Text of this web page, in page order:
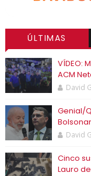
ÚLTIMAS
VÍDEO:
ACM
David
Genial/
David
Cinco
Lauro